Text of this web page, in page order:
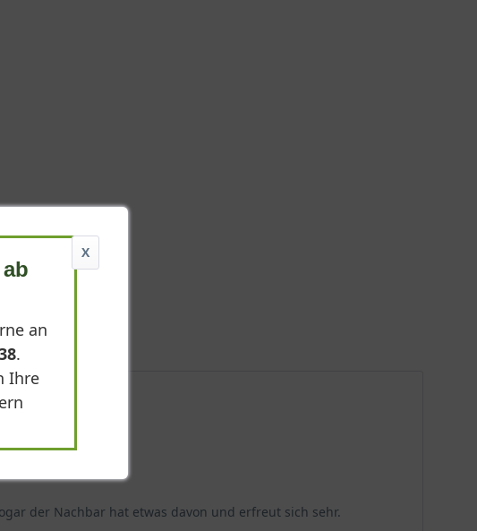
der Nachbar hat etwas davon und erfreut sich sehr.
X
an
.
Ihre